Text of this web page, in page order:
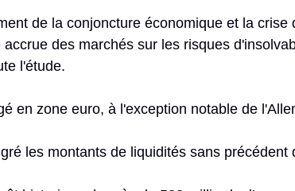
de la conjoncture économique et la
des marchés sur les risques
l'étude.
en zone euro, à l'exception notable de
les montants de liquidités sans précédent